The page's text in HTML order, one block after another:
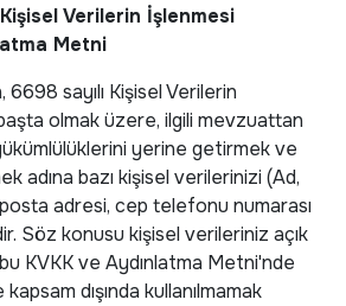
Verilerin İşlenmesi
Metni
6698 sayılı Kişisel Verilerin
olmak üzere, ilgili mevzuattan
yerine getirmek ve
adına bazı kişisel verilerinizi (Ad,
adresi, cep telefonu numarası
Söz konusu kişisel verileriniz açık
KVKK ve Aydınlatma Metni'nde
dışında kullanılmamak